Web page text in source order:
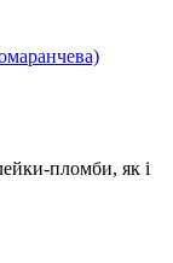
пломби, як і